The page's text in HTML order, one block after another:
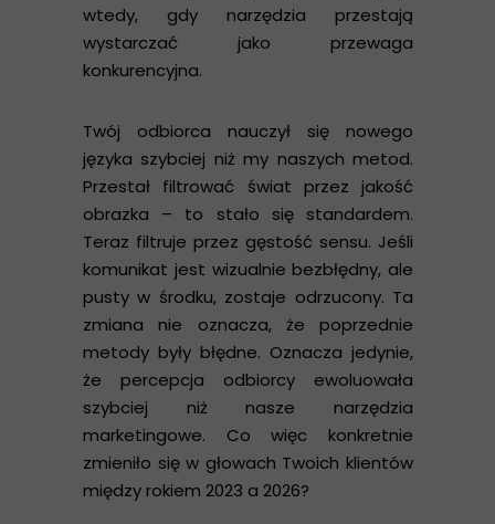
wtedy, gdy narzędzia przestają
wystarczać jako przewaga
konkurencyjna.
Twój odbiorca nauczył się nowego
języka szybciej niż my naszych metod.
Przestał filtrować świat przez jakość
obrazka – to stało się standardem.
Teraz filtruje przez gęstość sensu. Jeśli
komunikat jest wizualnie bezbłędny, ale
pusty w środku, zostaje odrzucony. Ta
zmiana nie oznacza, że poprzednie
metody były błędne. Oznacza jedynie,
że percepcja odbiorcy ewoluowała
szybciej niż nasze narzędzia
marketingowe. Co więc konkretnie
zmieniło się w głowach Twoich klientów
między rokiem 2023 a 2026?